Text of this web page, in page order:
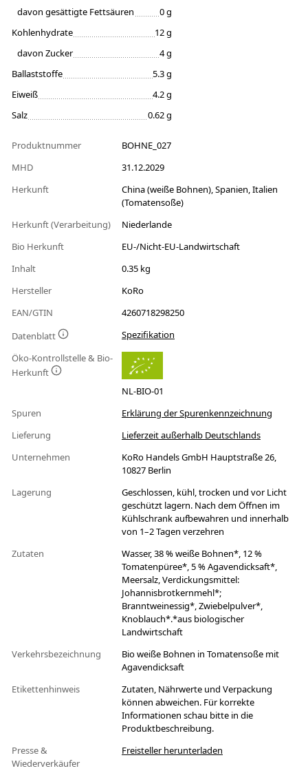
davon gesättigte Fettsäuren
0 g
Kohlenhydrate
12 g
davon Zucker
4 g
Ballaststoffe
5.3 g
Eiweiß
4.2 g
Salz
0.62 g
Produktnummer
BOHNE_027
MHD
31.12.2029
Herkunft
China (weiße Bohnen), Spanien, Italien
(Tomatensoße)
Herkunft (Verarbeitung)
Niederlande
Bio Herkunft
EU-/Nicht-EU-Landwirtschaft
Inhalt
0.35 kg
Hersteller
KoRo
EAN/GTIN
4260718298250
Datenblatt
Spezifikation
Öko-Kontrollstelle & Bio-
Herkunft
NL-BIO-01
Spuren
Erklärung der Spurenkennzeichnung
Lieferung
Lieferzeit außerhalb Deutschlands
Unternehmen
KoRo Handels GmbH Hauptstraße 26,
10827 Berlin
Lagerung
Geschlossen, kühl, trocken und vor Licht
geschützt lagern. Nach dem Öffnen im
Kühlschrank aufbewahren und innerhalb
von 1–2 Tagen verzehren
Zutaten
Wasser, 38 % weiße Bohnen*, 12 %
Tomatenpüree*, 5 % Agavendicksaft*,
Meersalz, Verdickungsmittel:
Johannisbrotkernmehl*;
Branntweinessig*, Zwiebelpulver*,
Knoblauch*.*aus biologischer
Landwirtschaft
Verkehrsbezeichnung
Bio weiße Bohnen in Tomatensoße mit
Agavendicksaft
Etikettenhinweis
Zutaten, Nährwerte und Verpackung
können abweichen. Für korrekte
Informationen schau bitte in die
Produktbeschreibung.
Presse &
Wiederverkäufer
Freisteller herunterladen